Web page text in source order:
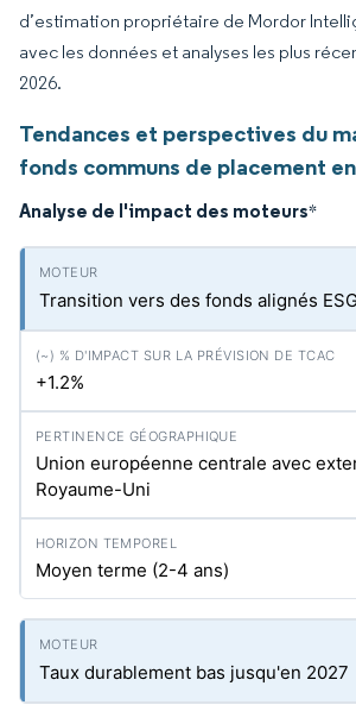
d’estimation propriétaire de Mordor
avec les données et analyses les plus
2026.
Tendances et perspectives du
fonds communs de placement
Analyse de l'impact des moteurs*
Transition vers des fonds alignés
+1.2%
Union européenne centrale avec
Royaume-Uni
Moyen terme (2-4 ans)
Taux durablement bas jusqu'en 2027